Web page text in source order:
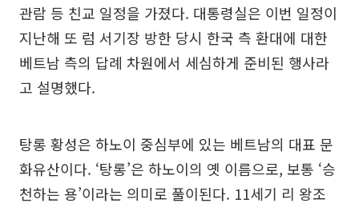
관람 등 친교 일정을 가졌다. 대통령실은 이번 일정이
지난해 또 럼 서기장 방한 당시 한국 측 환대에 대한
베트남 측의 답례 차원에서 세심하게 준비된 행사라
고 설명했다.
탕롱 황성은 하노이 중심부에 있는 베트남의 대표 문
화유산이다. ‘탕롱’은 하노이의 옛 이름으로, 보통 ‘승
천하는 용’이라는 의미로 풀이된다. 11세기 리 왕조